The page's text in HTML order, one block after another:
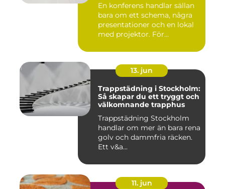
En konferens handlar sällan
bara om ett schema, några
presentationer och en lokal
med projektor. För...
13. jun
Trappstädning i Stockholm:
Så skapar du ett tryggt och
välkomnande trapphus
Trappstädning Stockholm
handlar om mer än bara rena
golv och dammfria räcken.
Ett v&a...
11. jun